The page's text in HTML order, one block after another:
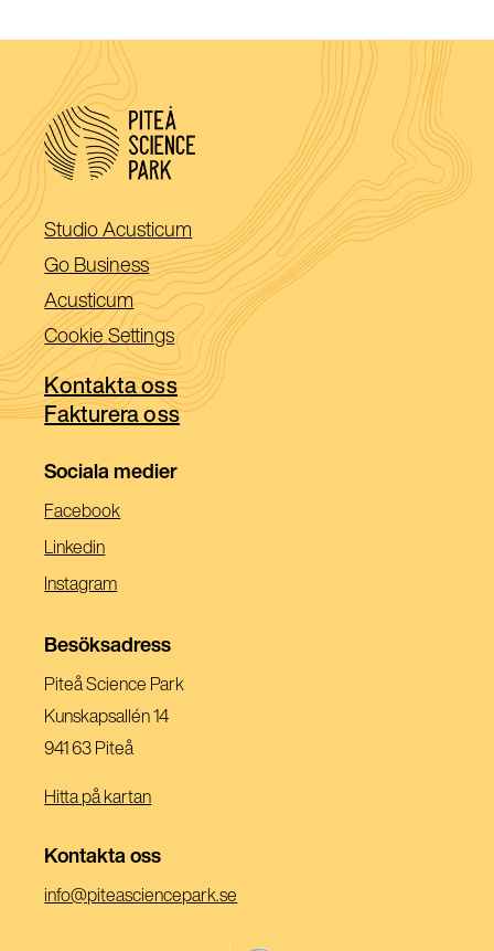
Studio Acusticum (Öppnas
i
ett
nytt
fönster)
Go Business(Öppnas
i
ett
nytt
fönster)
Acusticum(Öppnas
i
ett
nytt
fönster)
Cookie Settings
Kontakta oss
Fakturera oss
Sociala medier
Facebook(Öppnas
Linkedin(Öppnas
Nytt
Instagram(Öppnas
Ett
Besöksadress
Piteå Science Park
Kunskapsallén 14
941 63 Piteå
Hitta på kartan
Kontakta oss
info@piteasciencepark.se